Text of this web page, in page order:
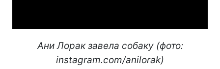
Ани Лорак завела собаку (фото:
instagram.com/anilorak)